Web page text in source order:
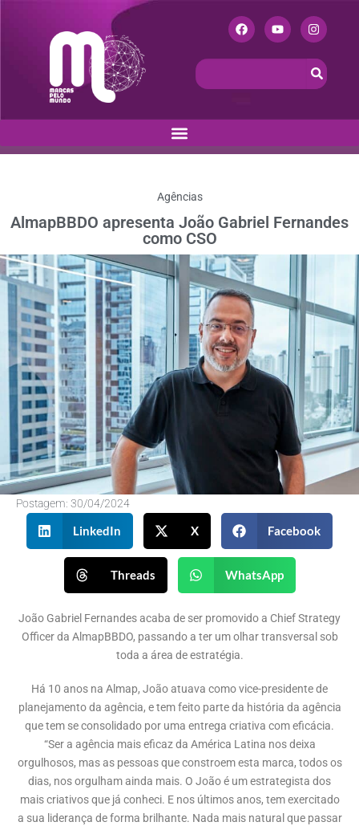
Agências
AlmapBBDO apresenta João Gabriel Fernandes
como CSO
Postagem: 30/04/2024
LinkedIn X Facebook
Threads WhatsApp
João Gabriel Fernandes acaba de ser promovido a Chief Strategy
Officer da AlmapBBDO, passando a ter um olhar transversal sob
toda a área de estratégia.
Há 10 anos na Almap, João atuava como vice-presidente de
planejamento da agência, e tem feito parte da história da agência
que tem se consolidado por uma entrega criativa com eficácia.
“Ser a agência mais eficaz da América Latina nos deixa
orgulhosos, mas as pessoas que constroem esta marca, todos os
dias, nos orgulham ainda mais. O João é um estrategista dos
mais criativos que já conheci. E nos últimos anos, tem exercitado
a sua liderança de forma brilhante. Nada mais natural que passar